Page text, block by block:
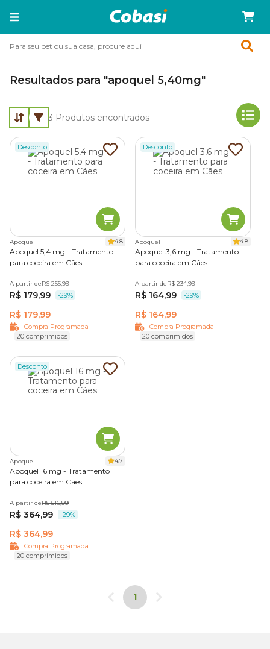
Resultados para "apoquel 5,40mg"
3 Produtos encontrados
Desconto
Apoquel 4.8
Apoquel 5,4 mg - Tratamento
para coceira em Cães
A partir deR$ 255,99
R$ 179,99 -29%
R$ 179,99
Compra Programada
20 comprimidos
Desconto
Apoquel 4.8
Apoquel 3,6 mg - Tratamento
para coceira em Cães
A partir deR$ 234,99
R$ 164,99 -29%
R$ 164,99
Compra Programada
20 comprimidos
Desconto
Apoquel 4.7
Apoquel 16 mg - Tratamento
para coceira em Cães
A partir deR$ 516,99
R$ 364,99 -29%
R$ 364,99
Compra Programada
20 comprimidos
1